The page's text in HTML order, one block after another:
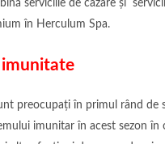
serviciile de cazare și
în Herculum Spa.
imunitate
preocupați în primul rând de
imunitar în acest sezon în